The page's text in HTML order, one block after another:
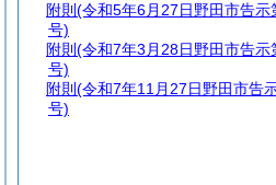
附則 (令和5年6月27日野田市告示
号)
附則 (令和7年3月28日野田市告示
号)
附則 (令和7年11月27日野田市告
号)